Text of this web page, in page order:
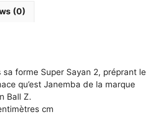
(0)
forme Super Sayan 2, préprant le
qu’est Janemba de la marque
Ball Z.
cm